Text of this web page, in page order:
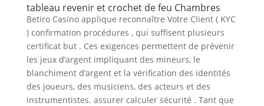
tableau revenir et crochet de feu Chambres
Betiro Casino applique reconnaître Votre Client ( KYC
) confirmation procédures , qui suffisent plusieurs
certificat but . Ces exigences permettent de prévenir
les jeux d’argent impliquant des mineurs, le
blanchiment d’argent et la vérification des identités
des joueurs, des musiciens, des acteurs et des
instrumentistes. assurer calculer sécurité . Tant que